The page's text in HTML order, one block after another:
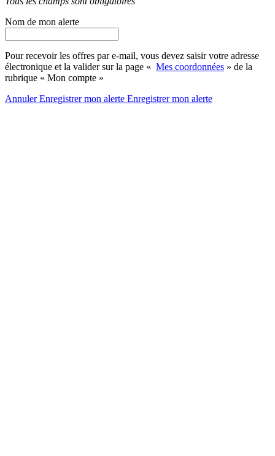
Nom de mon alerte
Pour recevoir les offres par e-mail, vous devez saisir votre adresse
électronique et la valider sur la page « Mes coordonnées » de la
rubrique « Mon compte »
AnnulerEnregistrer mon alerte Enregistrermon alerte